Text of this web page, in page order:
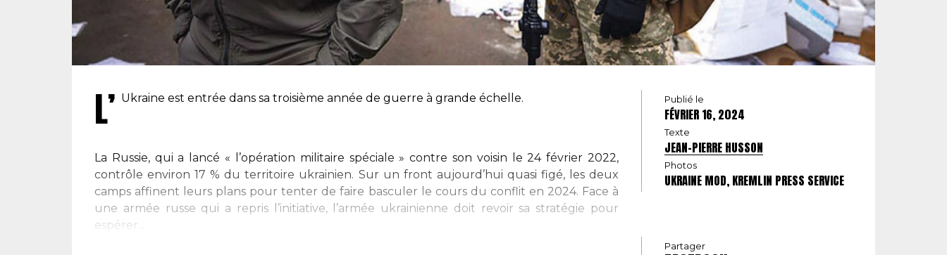
L’ Ukraine est entrée dans sa troisième année de guerre à grande échelle.
La Russie, qui a lancé « l’opération militaire spéciale » contre son voisin le 24 février 2022,
contrôle environ 17 % du territoire ukrainien. Sur un front aujourd’hui quasi figé, les deux
camps affinent leurs plans pour tenter de faire basculer le cours du conflit en 2024. Face à
une armée russe qui a repris l’initiative, l’armée ukrainienne doit revoir sa stratégie pour
espérer...
Publié le
FÉVRIER 16, 2024
Texte
JEAN-PIERRE HUSSON
Photos
UKRAINE MOD, KREMLIN PRESS SERVICE
Partager